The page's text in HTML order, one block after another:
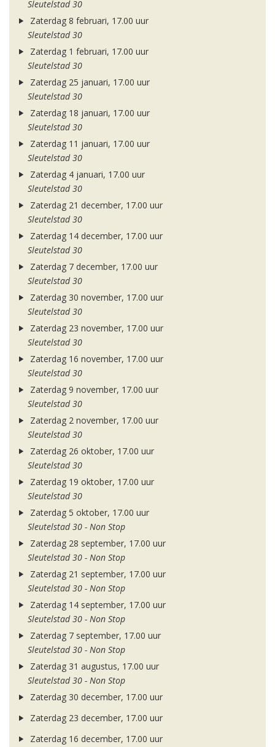
Sleutelstad 30
Zaterdag 8 februari, 17.00 uur
Sleutelstad 30
Zaterdag 1 februari, 17.00 uur
Sleutelstad 30
Zaterdag 25 januari, 17.00 uur
Sleutelstad 30
Zaterdag 18 januari, 17.00 uur
Sleutelstad 30
Zaterdag 11 januari, 17.00 uur
Sleutelstad 30
Zaterdag 4 januari, 17.00 uur
Sleutelstad 30
Zaterdag 21 december, 17.00 uur
Sleutelstad 30
Zaterdag 14 december, 17.00 uur
Sleutelstad 30
Zaterdag 7 december, 17.00 uur
Sleutelstad 30
Zaterdag 30 november, 17.00 uur
Sleutelstad 30
Zaterdag 23 november, 17.00 uur
Sleutelstad 30
Zaterdag 16 november, 17.00 uur
Sleutelstad 30
Zaterdag 9 november, 17.00 uur
Sleutelstad 30
Zaterdag 2 november, 17.00 uur
Sleutelstad 30
Zaterdag 26 oktober, 17.00 uur
Sleutelstad 30
Zaterdag 19 oktober, 17.00 uur
Sleutelstad 30
Zaterdag 5 oktober, 17.00 uur
Sleutelstad 30 - Non Stop
Zaterdag 28 september, 17.00 uur
Sleutelstad 30 - Non Stop
Zaterdag 21 september, 17.00 uur
Sleutelstad 30 - Non Stop
Zaterdag 14 september, 17.00 uur
Sleutelstad 30 - Non Stop
Zaterdag 7 september, 17.00 uur
Sleutelstad 30 - Non Stop
Zaterdag 31 augustus, 17.00 uur
Sleutelstad 30 - Non Stop
Zaterdag 30 december, 17.00 uur
Zaterdag 23 december, 17.00 uur
Zaterdag 16 december, 17.00 uur